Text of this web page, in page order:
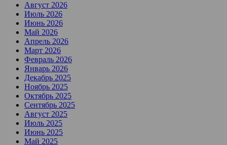
Август 2026
Июль 2026
Июнь 2026
Май 2026
Апрель 2026
Март 2026
Февраль 2026
Январь 2026
Декабрь 2025
Ноябрь 2025
Октябрь 2025
Сентябрь 2025
Август 2025
Июль 2025
Июнь 2025
Май 2025